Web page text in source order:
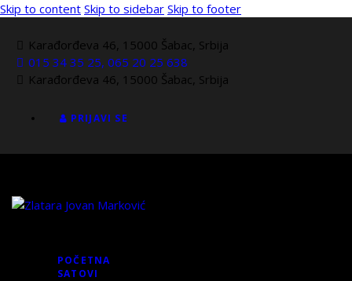
Skip to content Skip to sidebar Skip to footer
Karađorđeva 46, 15000 Šabac, Srbija
015 34 35 25, 065 20 25 638
Karađorđeva 46, 15000 Šabac, Srbija
PRIJAVI SE
POČETNA
SATOVI